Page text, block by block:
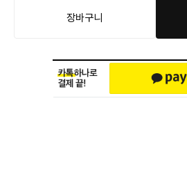
장바구니